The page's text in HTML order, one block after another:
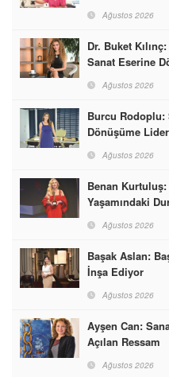
Ağustos 2026
Dr. Buket
Sanat Eserine
Ağustos 2026
Burcu Rodoplu:
Dönüşüme
Ağustos 2026
Benan
Yaşamındaki
Ağustos 2026
Başak Aslan:
İnşa Ediyor
Ağustos 2026
Ayşen Can:
Açılan Ressam
Ağustos 2026